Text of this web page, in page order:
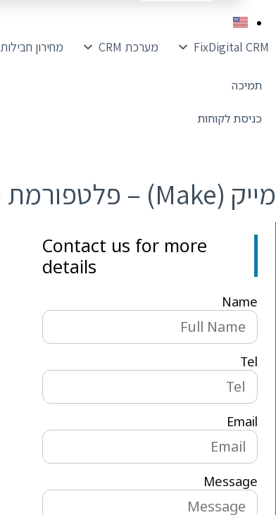
FixDigital CRM מערכת CRM מחירון חבילות
תמיכה
כניסת לקוחות
מייק (Make) – פלטפורמת האוטומציה החזקה לעסקים
Contact us for more
details
Name
Tel
Email
Message